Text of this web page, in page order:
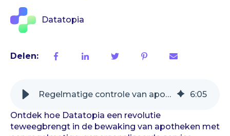
Datatopia
Delen:
Regelmatige controle van apotheken: de expertise van Datatopia 6:05
Ontdek hoe Datatopia een revolutie
teweegbrengt in de bewaking van apotheken met